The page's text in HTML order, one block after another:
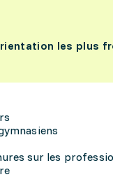
les plus
sur les